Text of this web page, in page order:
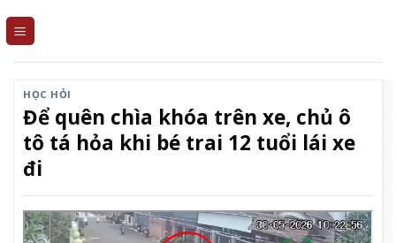
HỌC HỎI
Để quên chìa khóa trên xe, chủ ô
tô tá hỏa khi bé trai 12 tuổi lái xe
đi